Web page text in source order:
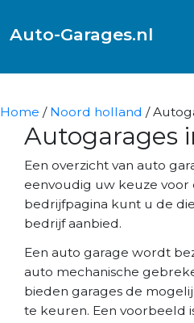
Auto-Garages.nl
Home / Noord holland /
Autogarages
Een overzicht van auto
eenvoudig uw keuze voor
bedrijfpagina kunt u de
bedrijf aanbied.
Een auto garage wordt
auto mechanische
bieden garages de
te keuren. Een voorbeeld